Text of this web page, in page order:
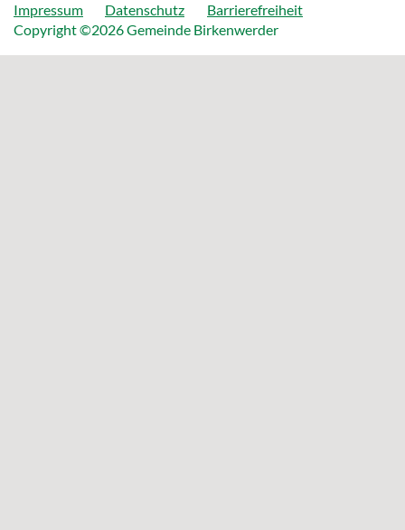
Impressum Datenschutz
Barrierefreiheit
Copyright ©2026 Gemeinde Birkenwerder